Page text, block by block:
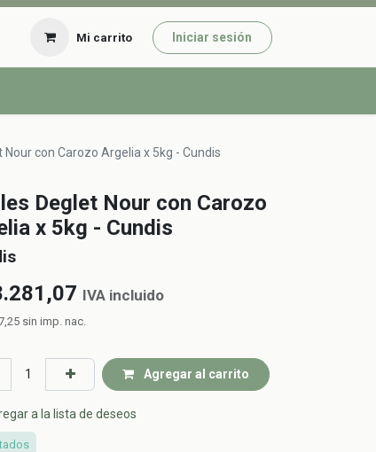
Mi carrito Iniciar sesión
Nour con Carozo Argelia x 5kg - Cundis
Deglet Nour con Carozo
x 5kg - Cundis
IVA incluido
sin imp. nac.
Agregar al carrito
a la lista de deseos